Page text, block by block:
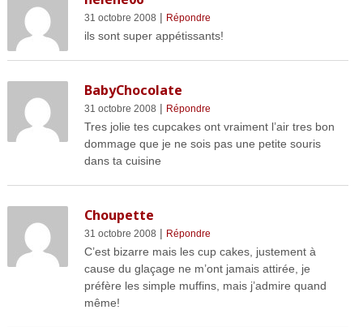
31 octobre 2008 | Répondre
ils sont super appétissants!
BabyChocolate
31 octobre 2008 | Répondre
Tres jolie tes cupcakes ont vraiment l’air tres bon
dommage que je ne sois pas une petite souris
dans ta cuisine
Choupette
31 octobre 2008 | Répondre
C’est bizarre mais les cup cakes, justement à
cause du glaçage ne m’ont jamais attirée, je
préfère les simple muffins, mais j’admire quand
même!